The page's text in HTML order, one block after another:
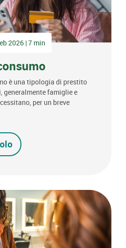
2026 | 7 min
è una tipologia di prestito
generalmente famiglie e
per un breve